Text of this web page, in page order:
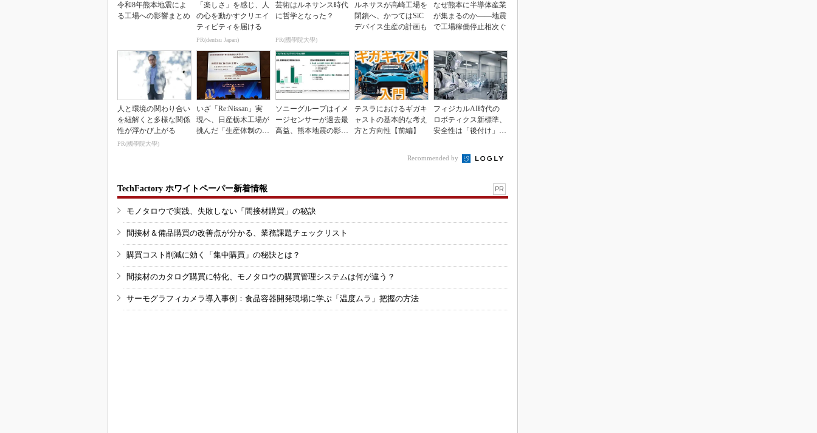
令和8年熊本地震によ
る工場への影響まとめ
「楽しさ」を感じ、人
の心を動かすクリエイ
ティビティを届ける
PR(dentsu Japan)
芸術はルネサンス時代
に哲学となった？
PR(國學院大學)
ルネサスが高崎工場を
閉鎖へ、かつてはSiC
デバイス生産の計画も
なぜ熊本に半導体産業
が集まるのか――地震
で工場稼働停止相次ぐ
人と環境の関わり合い
を紐解くと多様な関係
性が浮かび上がる
PR(國學院大學)
いざ「Re:Nissan」実
現へ、日産栃木工場が
挑んだ「生産体制の比
ソニーグループはイメ
ージセンサーが過去最
高益、熊本地震の影響
テスラにおけるギガキ
ャストの基本的な考え
方と方向性【前編】
フィジカルAI時代の
ロボティクス新標準、
安全性は「後付け」で
Recommended by
TechFactory ホワイトペーパー新着情報 PR
モノタロウで実践、失敗しない「間接材購買」の秘訣
間接材＆備品購買の改善点が分かる、業務課題チェックリスト
購買コスト削減に効く「集中購買」の秘訣とは？
間接材のカタログ購買に特化、モノタロウの購買管理システムは何が違う？
サーモグラフィカメラ導入事例：食品容器開発現場に学ぶ「温度ムラ」把握の方法